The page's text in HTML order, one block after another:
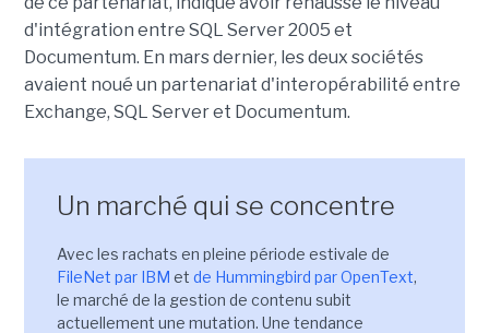
d'intégration entre SQL Server 2005 et
Documentum. En mars dernier, les deux sociétés
avaient noué un partenariat d'interopérabilité entre
Exchange, SQL Server et Documentum.
Un marché qui se concentre
Avec les rachats en pleine période estivale de
FileNet par IBM et de Hummingbird par OpenText,
le marché de la gestion de contenu subit
actuellement une mutation. Une tendance